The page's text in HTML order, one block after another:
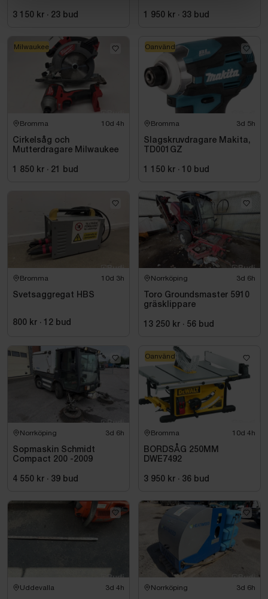
FSSM-121 | Oanvänd
3 150 kr · 23 bud 1 950 kr · 33 bud
Bromma 10d 4h
Cirkelsåg och
Mutterdragare Milwaukee
1 850 kr · 21 bud
Milwaukee
Bromma 3d 5h
Slagskruvdragare Makita,
TD001GZ
1 150 kr · 10 bud
Oanvänd
Bromma 10d 3h
Svetsaggregat HBS
800 kr · 12 bud
Norrköping 3d 6h
Toro Groundsmaster 5910
gräsklippare
13 250 kr · 56 bud
Norrköping 3d 6h
Sopmaskin Schmidt
Compact 200 -2009
4 550 kr · 39 bud
Bromma 10d 4h
BORDSÅG 250MM
DWE7492
3 950 kr · 36 bud
Oanvänd
Uddevalla 3d 4h Norrköping 3d 6h